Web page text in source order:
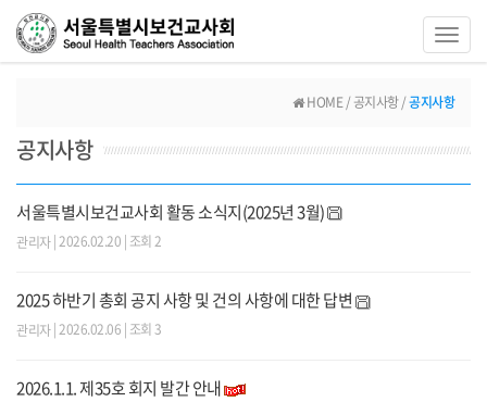
HOME / 공지사항 /공지사항
공지사항
서울특별시보건교사회 활동 소식지(2025년 3월)
관리자| 2026.02.20 | 조회 2
2025 하반기 총회 공지 사항 및 건의 사항에 대한 답변
관리자| 2026.02.06 | 조회 3
2026.1.1. 제35호 회지 발간 안내